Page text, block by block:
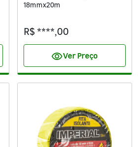
18mmx20m
R$ ****,00
visibilityVer Preço